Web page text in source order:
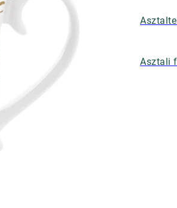
Asztali